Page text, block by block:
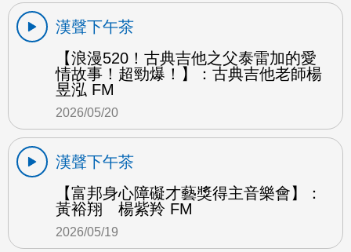
漢聲下午茶
【浪漫520！古典吉他之父泰雷加的愛
情故事！超勁爆！】：古典吉他老師楊
昱泓 FM
2026/05/20
漢聲下午茶
【富邦身心障礙才藝獎得主音樂會】：
黃裕翔 楊紫羚 FM
2026/05/19